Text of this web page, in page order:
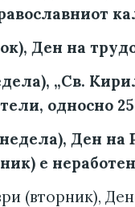
Ден на
„Св.
односно
Ден на
е
(вторник),